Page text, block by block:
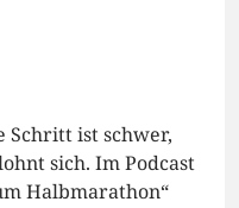
Schritt ist schwer,
sich. Im Podcast
Halbmarathon“